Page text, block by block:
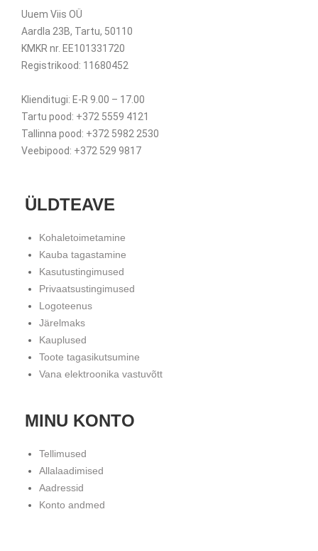
Uuem Viis OÜ
Aardla 23B, Tartu, 50110
KMKR nr. EE101331720
Registrikood: 11680452
Klienditugi: E-R 9.00 – 17.00
Tartu pood: +372 5559 4121
Tallinna pood: +372 5982 2530
Veebipood: +372 529 9817
ÜLDTEAVE
Kohaletoimetamine
Kauba tagastamine
Kasutustingimused
Privaatsustingimused
Logoteenus
Järelmaks
Kauplused
Toote tagasikutsumine
Vana elektroonika vastuvõtt
MINU KONTO
Tellimused
Allalaadimised
Aadressid
Konto andmed